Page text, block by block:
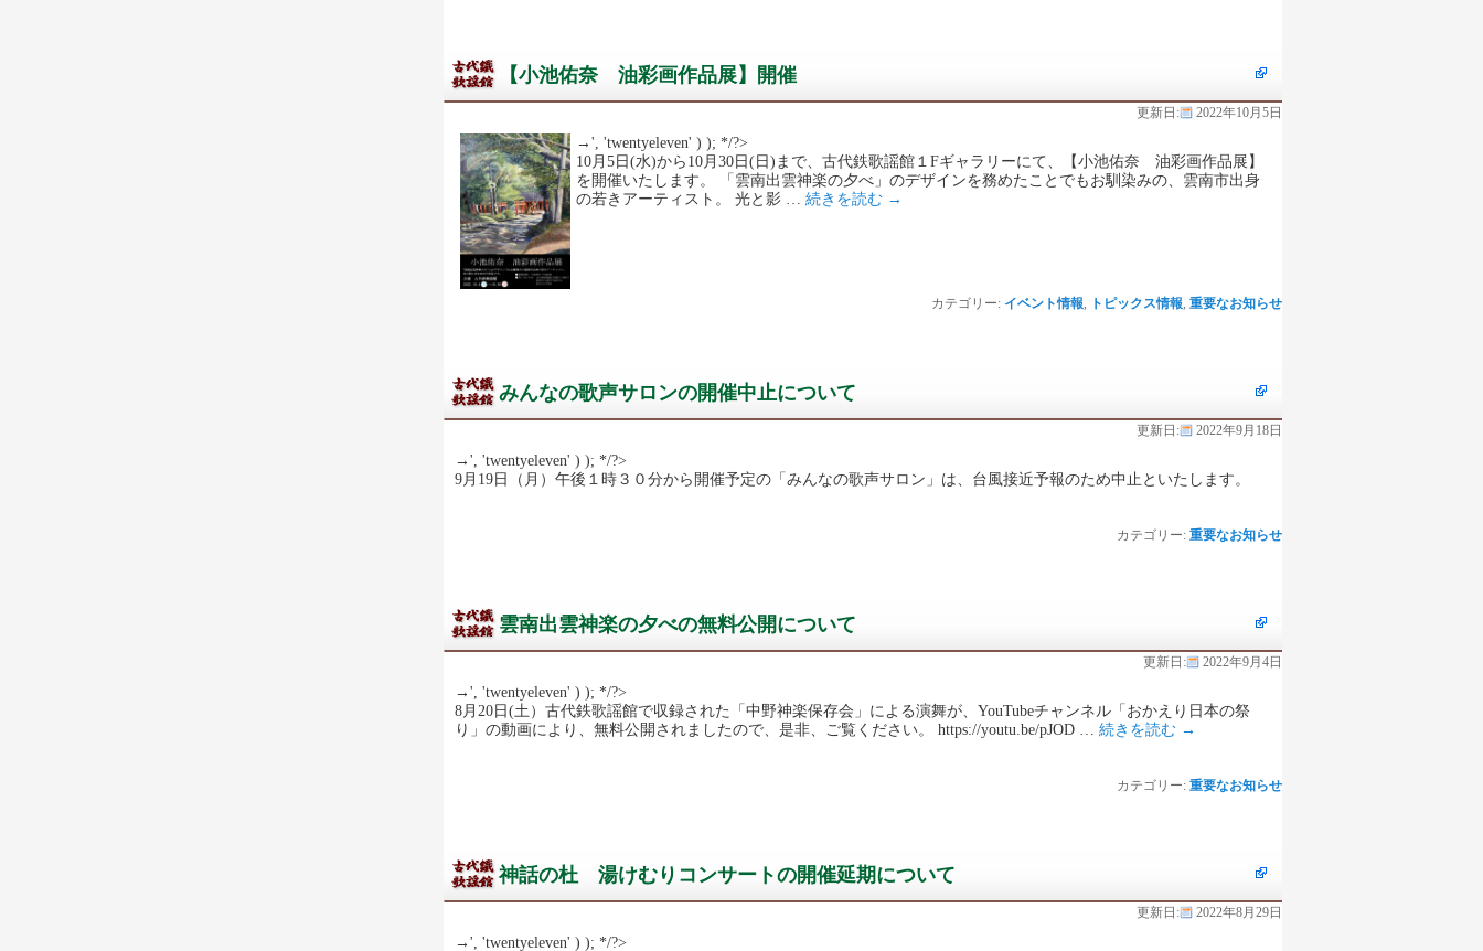
【小池佑奈 油彩画作品展】開催
更新日: 2022年10月5日
→', 'twentyeleven' ) ); */?>
10月5日(水)から10月30日(日)まで、古代鉄歌謡館１Fギャラリーにて、【小池佑奈 油彩画作品展】
を開催いたします。 「雲南出雲神楽の夕べ」のデザインを務めたことでもお馴染みの、雲南市出身
の若きアーティスト。 光と影 … 続きを読む →
カテゴリー: イベント情報, トピックス情報, 重要なお知らせ
みんなの歌声サロンの開催中止について
更新日: 2022年9月18日
→', 'twentyeleven' ) ); */?>
9月19日（月）午後１時３０分から開催予定の「みんなの歌声サロン」は、台風接近予報のため中止といたします。
カテゴリー: 重要なお知らせ
雲南出雲神楽の夕べの無料公開について
更新日: 2022年9月4日
→', 'twentyeleven' ) ); */?>
8月20日(土）古代鉄歌謡館で収録された「中野神楽保存会」による演舞が、YouTubeチャンネル「おかえり日本の祭
り」の動画により、無料公開されましたので、是非、ご覧ください。 https://youtu.be/pJOD … 続きを読む →
カテゴリー: 重要なお知らせ
神話の杜 湯けむりコンサートの開催延期について
更新日: 2022年8月29日
→', 'twentyeleven' ) ); */?>